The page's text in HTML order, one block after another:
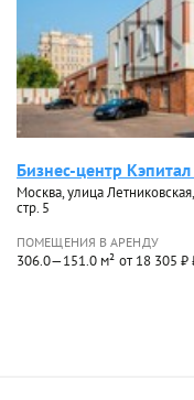
Бизнес-центр
Москва, улица
стр. 5
ПОМЕЩЕНИЯ В АРЕНДУ
306.0—151.0 м² от 18 305 ₽